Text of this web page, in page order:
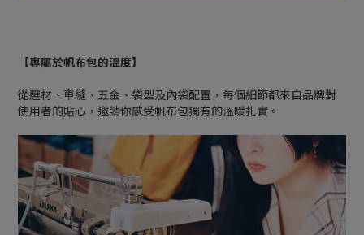
【專屬於帆布包的溫度】
從選材、車縫、五金、袋型及內袋配置，每個細節都來自品牌對
使用者的貼心，邀請你感受帆布包獨有的溫暖扎實。